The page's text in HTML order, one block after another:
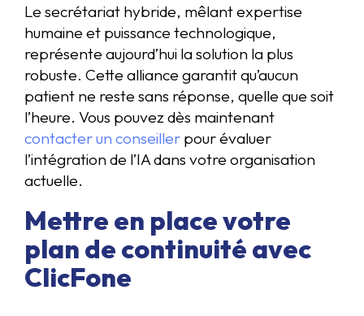
Le secrétariat hybride, mêlant expertise
humaine et puissance technologique,
représente aujourd’hui la solution la plus
robuste. Cette alliance garantit qu’aucun
patient ne reste sans réponse, quelle que soit
l’heure. Vous pouvez dès maintenant
contacter un conseiller pour évaluer
l’intégration de l’IA dans votre organisation
actuelle.
Mettre en place votre
plan de continuité avec
ClicFone